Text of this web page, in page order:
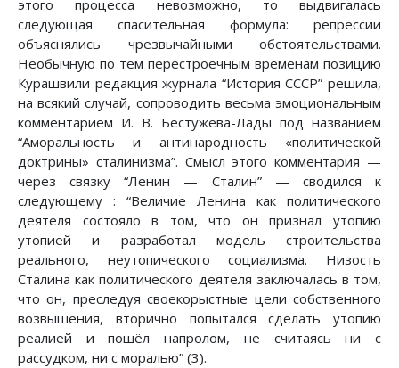
этого процесса невозможно, то выдвигалась
следующая спасительная формула: репрессии
объяснялись чрезвычайными обстоятельствами.
Необычную по тем перестроечным временам позицию
Курашвили редакция журнала “История СССР” решила,
на всякий случай, сопроводить весьма эмоциональным
комментарием И. В. Бестужева-Лады под названием
“Аморальность и антинародность «политической
доктрины» сталинизма”. Смысл этого комментария —
через связку “Ленин — Сталин” — сводился к
следующему : “Величие Ленина как политического
деятеля состояло в том, что он признал утопию
утопией и разработал модель строительства
реального, неутопического социализма. Низость
Сталина как политического деятеля заключалась в том,
что он, преследуя своекорыстные цели собственного
возвышения, вторично попытался сделать утопию
реалией и пошёл напролом, не считаясь ни с
рассудком, ни с моралью” (3).